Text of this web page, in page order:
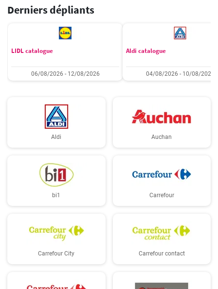
Derniers dépliants
LIDL catalogue
06/08/2026 - 12/08/2026
Aldi catalogue
04/08/2026 - 10/08/2026
Aldi Auchan
bi1 Carrefour
Carrefour City Carrefour contact